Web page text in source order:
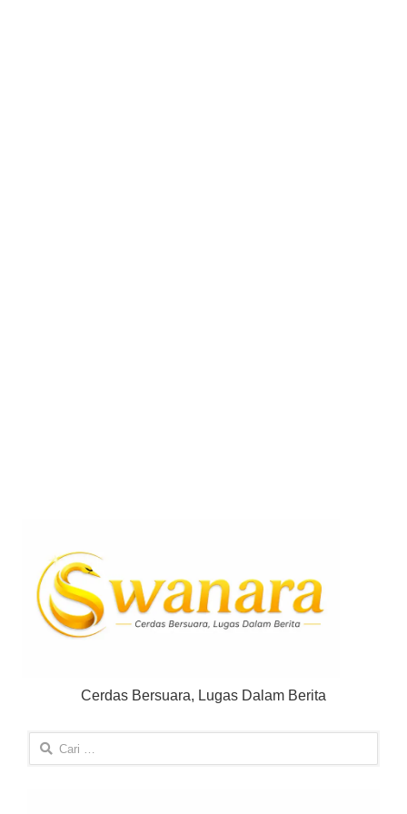
Cerdas Bersuara, Lugas Dalam Berita
Cari